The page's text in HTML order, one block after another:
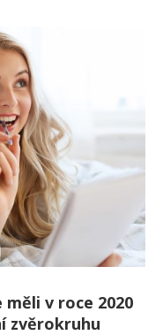
v roce 2020
zvěrokruhu